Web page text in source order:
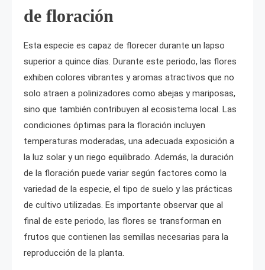
de floración
Esta especie es capaz de florecer durante un lapso
superior a quince días. Durante este periodo, las flores
exhiben colores vibrantes y aromas atractivos que no
solo atraen a polinizadores como abejas y mariposas,
sino que también contribuyen al ecosistema local. Las
condiciones óptimas para la floración incluyen
temperaturas moderadas, una adecuada exposición a
la luz solar y un riego equilibrado. Además, la duración
de la floración puede variar según factores como la
variedad de la especie, el tipo de suelo y las prácticas
de cultivo utilizadas. Es importante observar que al
final de este periodo, las flores se transforman en
frutos que contienen las semillas necesarias para la
reproducción de la planta.